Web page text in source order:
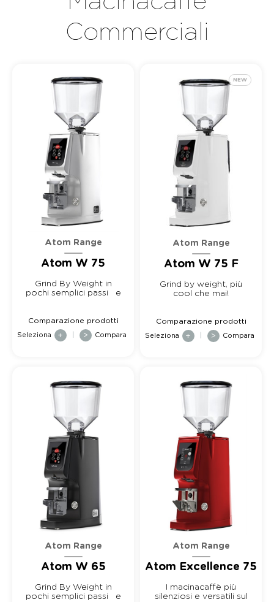
Commerciali
Atom Range
Atom W 75
Grind By Weight in
pochi semplici passi e
Comparazione prodotti
Seleziona + > Compara
NEW
Atom Range
Atom W 75 F
Grind by weight, più
cool che mai!
Comparazione prodotti
Seleziona + > Compara
Atom Range
Atom W 65
Grind By Weight in
pochi semplici passi e
Atom Range
Atom Excellence 75
I macinacaffè più
silenziosi e versatili sul